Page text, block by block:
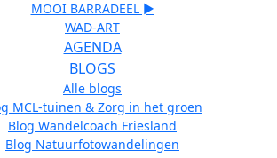
MOOI BARRADEEL ►
WAD-ART
AGENDA
BLOGS
Alle blogs
MCL-tuinen & Zorg in het groen
Blog Wandelcoach Friesland
Blog Natuurfotowandelingen